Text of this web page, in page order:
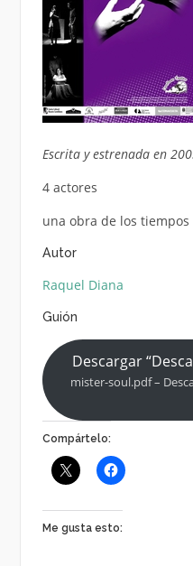
Escrita y estrenada en
4 actores
una obra de los tiempos
Autor
Raquel Diana
Guión
Descargar
mister-soul.pdf –
Compártelo:
Me gusta esto: